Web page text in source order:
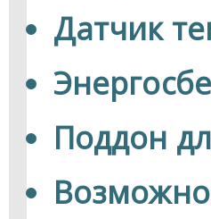
Датчик
Поддон